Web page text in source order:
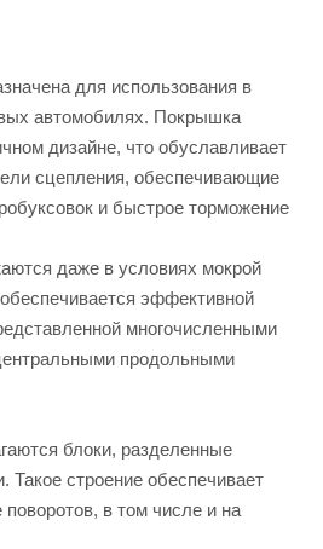
для использования в
автомобилях. Покрышка
дизайне, что обуславливает
сцепления, обеспечивающие
и быстрое торможение
даже в условиях мокрой
эффективной
многочисленными
продольными
блоки, разделенные
Такое строение обеспечивает
в том числе и на